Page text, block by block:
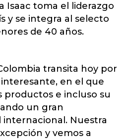
Isaac toma el liderazgo
y se integra al selecto
de 40 años.
transita hoy por
en el que
productos e incluso su
un gran
Nuestra
y vemos a